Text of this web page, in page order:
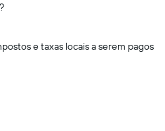
e taxas locais a serem pagos